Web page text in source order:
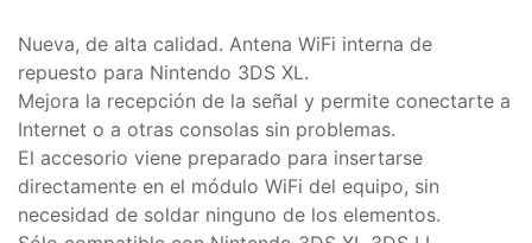
Nueva, de alta calidad. Antena WiFi interna de
repuesto para Nintendo 3DS XL.
Mejora la recepción de la señal y permite conectarte a
Internet o a otras consolas sin problemas.
El accesorio viene preparado para insertarse
directamente en el módulo WiFi del equipo, sin
necesidad de soldar ninguno de los elementos.